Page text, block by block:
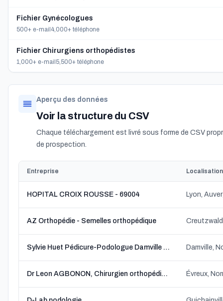
Fichier Gynécologues
500+ e-mail 4,000+ téléphone
Fichier Chirurgiens orthopédistes
1,000+ e-mail 5,500+ téléphone
Aperçu des données
Voir la structure du CSV
Chaque téléchargement est livré sous forme de CSV
de prospection.
Entreprise Localisation
HOPITAL CROIX ROUSSE - 69004 Lyon,
AZ Orthopédie - Semelles orthopédique
Sylvie Huet Pédicure-Podologue Damville Mesnils sur Iton Damville,
Dr Leon AGBONON, Chirurgien orthopédiste (Chir Ortho de l'Eure) Évreux,